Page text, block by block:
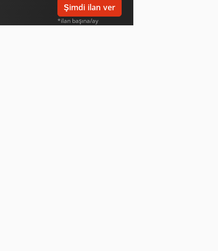
Şimdi ilan ver
*ilan başına/ay